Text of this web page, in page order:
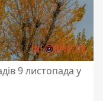
9 листопада у